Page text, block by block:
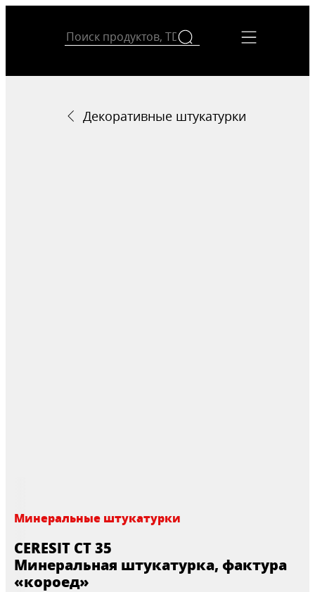
Декоративные штукатурки
Минеральные штукатурки
CERESIT CT 35
Минеральная штукатурка, фактура
«короед»